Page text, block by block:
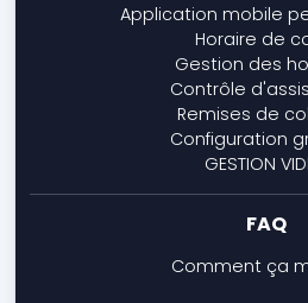
Application mobile
Horaire de
Gestion des
Contrôle
Remises de
Configuration
GESTION
FAQ
Comment ça